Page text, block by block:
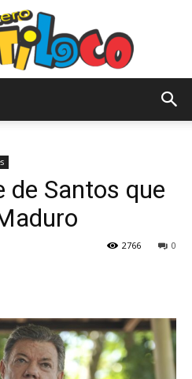
Notiloco
Botero
de Santos que
0
2766